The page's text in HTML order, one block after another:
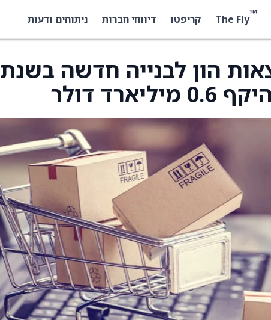
™
The Fly קריפטו דיווחי חברות ניתוחים ודעות
הון לבנייה חדשה בשנת